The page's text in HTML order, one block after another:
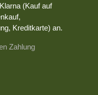
(Kauf auf
Kreditkarte) an.
Zahlung